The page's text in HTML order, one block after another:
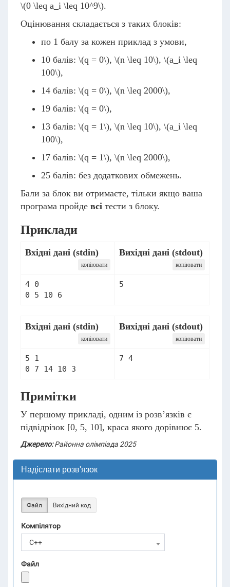
\(0 \leq a_i \leq 10^9\).
Оцінювання складається з таких блоків:
по 1 балу за кожен приклад з умови,
10 балів: \(q = 0\), \(n \leq 10\), \(a_i \leq
100\),
14 балів: \(q = 0\), \(n \leq 2000\),
19 балів: \(q = 0\),
13 балів: \(q = 1\), \(n \leq 10\), \(a_i \leq
100\),
17 балів: \(q = 1\), \(n \leq 2000\),
25 балів: без додаткових обмежень.
Бали за блок ви отримаєте, тільки якщо ваша
програма пройде всі тести з блоку.
Приклади
Вхідні дані (stdin)
копіювати
Вихідні дані (stdout)
копіювати
4 0
0 5 10 6
5
Вхідні дані (stdin)
копіювати
Вихідні дані (stdout)
копіювати
5 1
0 7 14 10 3
7 4
Примітки
У першому прикладі, одним із розв’язків є
підвідрізок [0, 5, 10], краса якого дорівнює 5.
Джерело:Районна олімпіада 2025
Надіслати розв'язок
Файл Вихідний код
Компілятор
C++
Файл